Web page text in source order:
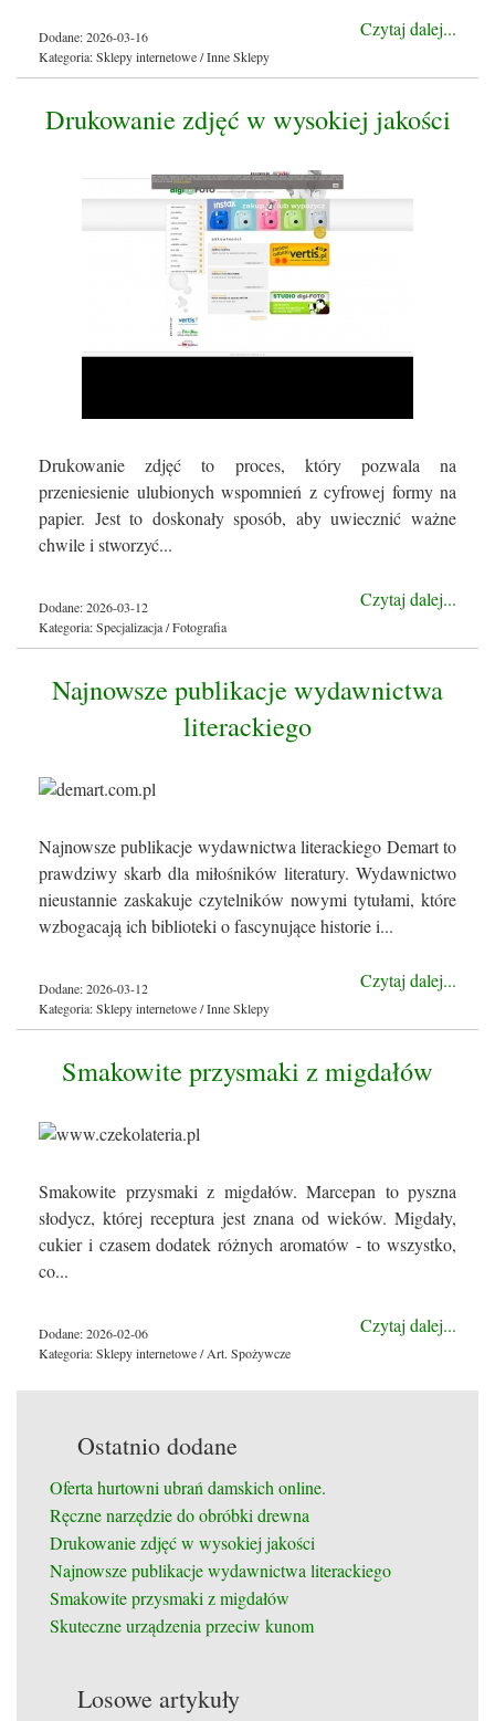
Czytaj dalej...
Dodane: 2026-03-16
Kategoria: Sklepy internetowe / Inne Sklepy
Drukowanie zdjęć w wysokiej jakości
Drukowanie zdjęć to proces, który pozwala na
przeniesienie ulubionych wspomnień z cyfrowej formy na
papier. Jest to doskonały sposób, aby uwiecznić ważne
chwile i stworzyć...
Czytaj dalej...
Dodane: 2026-03-12
Kategoria: Specjalizacja / Fotografia
Najnowsze publikacje wydawnictwa
literackiego
Najnowsze publikacje wydawnictwa literackiego Demart to
prawdziwy skarb dla miłośników literatury. Wydawnictwo
nieustannie zaskakuje czytelników nowymi tytułami, które
wzbogacają ich biblioteki o fascynujące historie i...
Czytaj dalej...
Dodane: 2026-03-12
Kategoria: Sklepy internetowe / Inne Sklepy
Smakowite przysmaki z migdałów
Smakowite przysmaki z migdałów. Marcepan to pyszna
słodycz, której receptura jest znana od wieków. Migdały,
cukier i czasem dodatek różnych aromatów - to wszystko,
co...
Czytaj dalej...
Dodane: 2026-02-06
Kategoria: Sklepy internetowe / Art. Spożywcze
Ostatnio dodane
Oferta hurtowni ubrań damskich online.
Ręczne narzędzie do obróbki drewna
Drukowanie zdjęć w wysokiej jakości
Najnowsze publikacje wydawnictwa literackiego
Smakowite przysmaki z migdałów
Skuteczne urządzenia przeciw kunom
Losowe artykuły